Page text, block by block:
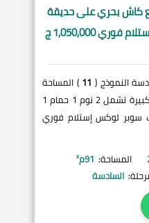
كاش بحري على حديقة
1,050,000 ج
النموذج ( 11 ) المساحة
بحري تطل على حديقة كبيرة تشمل 2 نوم 1 حمام 1
سوبر لوكس إستلام فوري
المساحة: 91م²
السادسة